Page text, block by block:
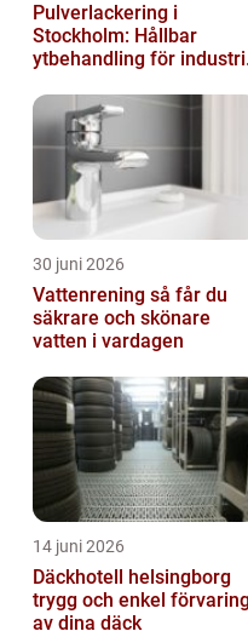
Pulverlackering i
Stockholm: Hållbar
ytbehandling för industri
30 juni 2026
Vattenrening så får du
säkrare och skönare
vatten i vardagen
14 juni 2026
Däckhotell helsingborg
trygg och enkel
av dina däck